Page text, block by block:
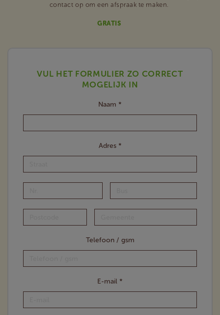
contact op om een afspraak te maken.
GRATIS
VUL HET FORMULIER ZO CORRECT
MOGELIJK IN
Naam *
Adres *
Telefoon / gsm
E-mail *